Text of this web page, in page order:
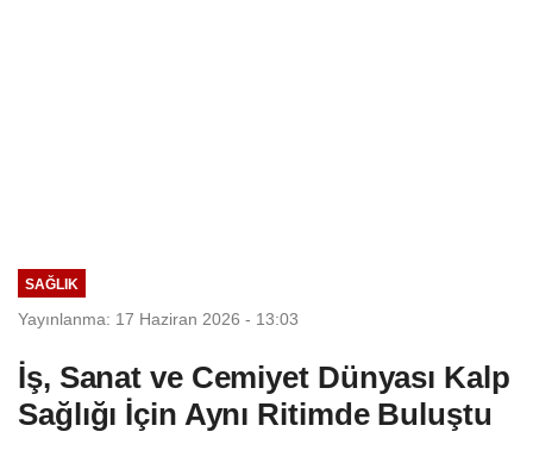
SAĞLIK
Yayınlanma: 17 Haziran 2026 - 13:03
İş, Sanat ve Cemiyet Dünyası Kalp
Sağlığı İçin Aynı Ritimde Buluştu